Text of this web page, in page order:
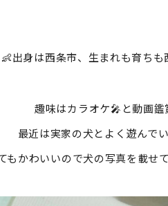
👶出身は西条市、生まれも育ちも
趣味はカラオケ🎤と動画鑑
最近は実家の犬とよく遊んで
もかわいいので犬の写真を載せ